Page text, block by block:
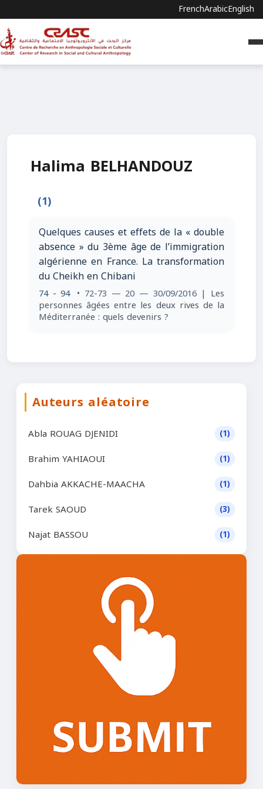
FrenchArabicEnglish
Halima BELHANDOUZ
(1)
Quelques causes et effets de la « double
absence » du 3ème âge de l’immigration
algérienne en France. La transformation
du Cheikh en Chibani
74 - 94 • 72-73 — 20 — 30/09/2016 | Les
personnes âgées entre les deux rives de la
Méditerranée : quels devenirs ?
Auteurs aléatoire
Abla ROUAG DJENIDI (1)
Brahim YAHIAOUI (1)
Dahbia AKKACHE-MAACHA (1)
Tarek SAOUD (3)
Najat BASSOU (1)